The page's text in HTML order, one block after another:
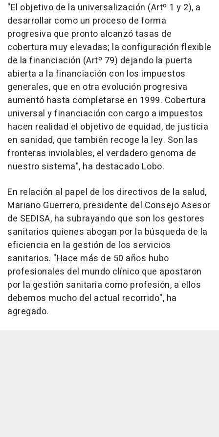
"El objetivo de la universalización (Artº 1 y 2), a
desarrollar como un proceso de forma
progresiva que pronto alcanzó tasas de
cobertura muy elevadas; la configuración flexible
de la financiación (Artº 79) dejando la puerta
abierta a la financiación con los impuestos
generales, que en otra evolución progresiva
aumentó hasta completarse en 1999. Cobertura
universal y financiación con cargo a impuestos
hacen realidad el objetivo de equidad, de justicia
en sanidad, que también recoge la ley. Son las
fronteras inviolables, el verdadero genoma de
nuestro sistema", ha destacado Lobo.
En relación al papel de los directivos de la salud,
Mariano Guerrero, presidente del Consejo Asesor
de SEDISA, ha subrayando que son los gestores
sanitarios quienes abogan por la búsqueda de la
eficiencia en la gestión de los servicios
sanitarios. "Hace más de 50 años hubo
profesionales del mundo clínico que apostaron
por la gestión sanitaria como profesión, a ellos
debemos mucho del actual recorrido", ha
agregado.